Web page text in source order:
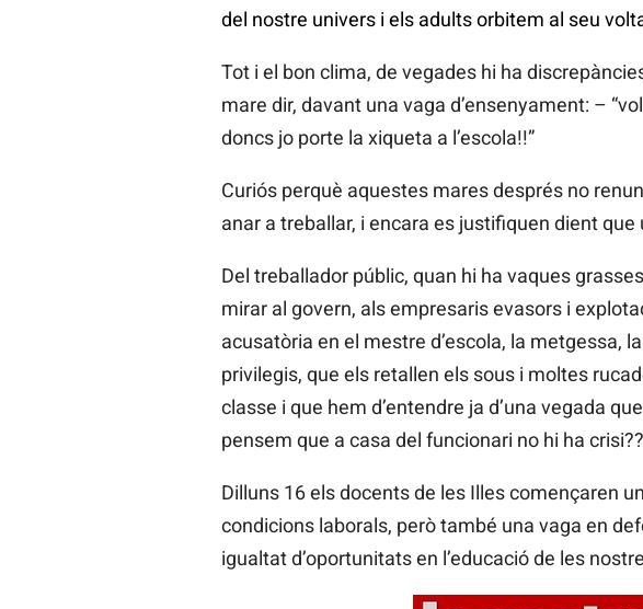
del nostre univers i els adults orbitem al seu
Tot i el bon clima, de vegades hi ha
mare dir, davant una vaga d’ensenyament: –
doncs jo porte la xiqueta a l’escola!!”
Curiós perquè aquestes mares després no
anar a treballar, i encara es justifiquen dient
Del treballador públic, quan hi ha vaques
mirar al govern, als empresaris evasors i
acusatòria en el mestre d’escola, la metgessa,
privilegis, que els retallen els sous i moltes
classe i que hem d’entendre ja d’una vegada
pensem que a casa del funcionari no hi ha
Dilluns 16 els docents de les Illes començaren
condicions laborals, però també una vaga en
igualtat d’oportunitats en l’educació de les